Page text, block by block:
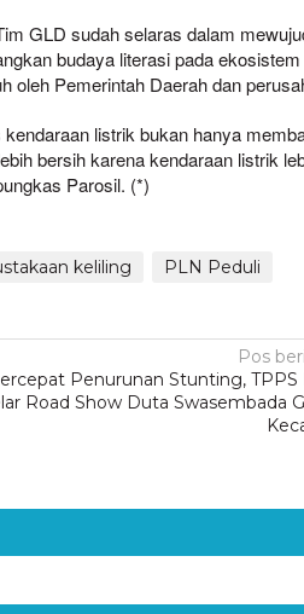
GLD sudah selaras dalam
budaya literasi pada
oleh Pemerintah Daerah dan
listrik bukan hanya
bersih karena kendaraan listrik
Parosil. (*)
keliling
PLN Peduli
Pos
Penurunan Stunting, TPPS
Road Show Duta Swasembada